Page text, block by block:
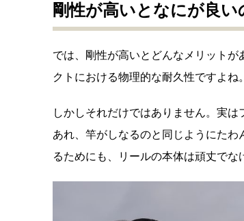
剛性が高いとなにが良い
では、剛性が高いとどんなメリット
クトにおける物理的な耐久性ですよね
しかしそれだけではありません。実
あれ、竿がしなるのと同じようにた
るためにも、リールの本体は頑丈でな